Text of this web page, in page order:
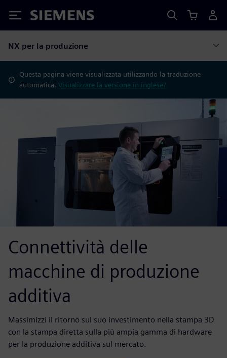
Siemens
NX per la produzione
Questa pagina viene visualizzata utilizzando la traduzione
automatica.Visualizzare la versione in inglese?
Connettività delle
macchine di produzione
additiva
Massimizzi il ritorno sul suo investimento nella stampa 3D
con la stampa diretta sulla più ampia gamma di hardware
per la produzione additiva sul mercato.